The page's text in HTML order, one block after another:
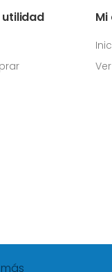
utilidad Mi